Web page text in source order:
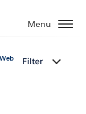
Menu
Filter